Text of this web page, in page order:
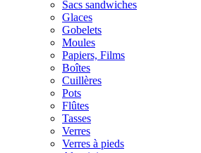
Sacs sandwiches
Glaces
Gobelets
Moules
Papiers, Films
Boîtes
Cuillères
Pots
Flûtes
Tasses
Verres
Verres à pieds